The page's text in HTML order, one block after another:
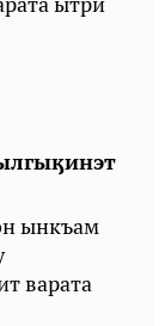
ынкъам
варата